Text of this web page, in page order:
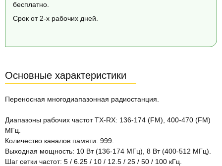
бесплатно.
Срок от 2-х рабочих дней.
Основные характеристики
Переносная многодиапазонная радиостанция.
Диапазоны рабочих частот TX-RX: 136-174 (FM), 400-470 (FM)
МГц.
Количество каналов памяти: 999.
Выходная мощность: 10 Вт (136-174 МГц), 8 Вт (400-512 МГц).
Шаг сетки частот: 5 / 6.25 / 10 / 12.5 / 25 / 50 / 100 кГц.